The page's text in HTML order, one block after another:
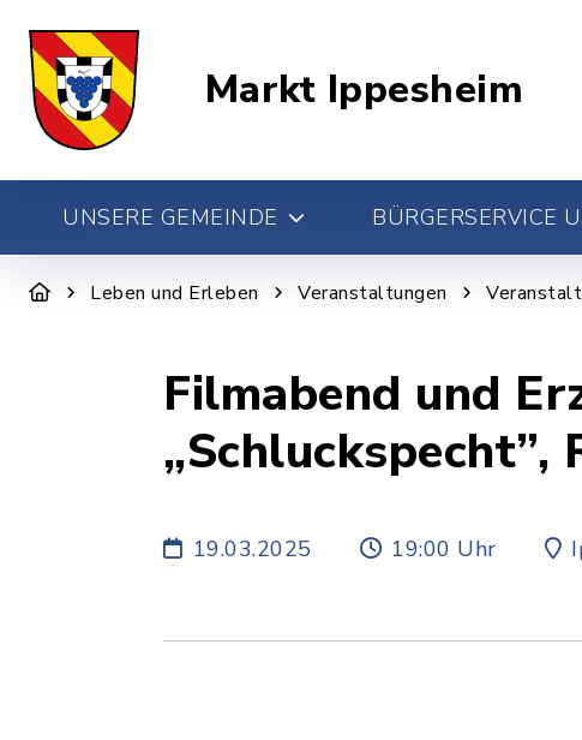
Markt Ippesheim
UNSERE GEMEINDE BÜRGERSERVICE
Leben und Erleben Veranstaltungen
Filmabend und
„Schluckspecht”,
19.03.2025 19:00 Uhr